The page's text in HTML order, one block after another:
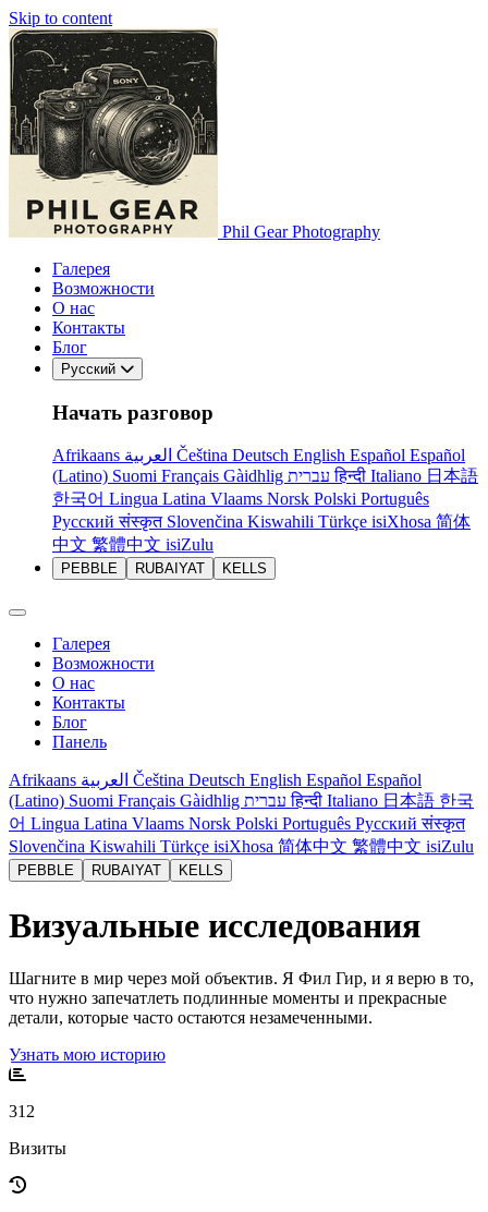
Skip to content
Phil Gear Photography
Галерея
Возможности
О нас
Контакты
Блог
Русский
Начать разговор
Afrikaans Čeština Deutsch English Español Español
(Latino) Suomi Français Gàidhlig עבריתहिन्दी Italiano 日本語
한국어 Lingua Latina Vlaams Norsk Polski Português
Русскийसंस्कृत Slovenčina Kiswahili Türkçe isiXhosa 简体
中文 繁體中文 isiZulu
PEBBLE RUBAIYAT KELLS
Галерея
Возможности
О нас
Контакты
Блог
Панель
Afrikaans Čeština Deutsch English Español Español
(Latino) Suomi Français Gàidhlig עבריתहिन्दी Italiano 日本語 한국
어 Lingua Latina Vlaams Norsk Polski Português Русскийसंस्कृत
Slovenčina Kiswahili Türkçe isiXhosa 简体中文 繁體中文 isiZulu
PEBBLE RUBAIYAT KELLS
Визуальные исследования
Шагните в мир через мой объектив. Я Фил Гир, и я верю в то,
что нужно запечатлеть подлинные моменты и прекрасные
детали, которые часто остаются незамеченными.
Узнать мою историю
312
Визиты